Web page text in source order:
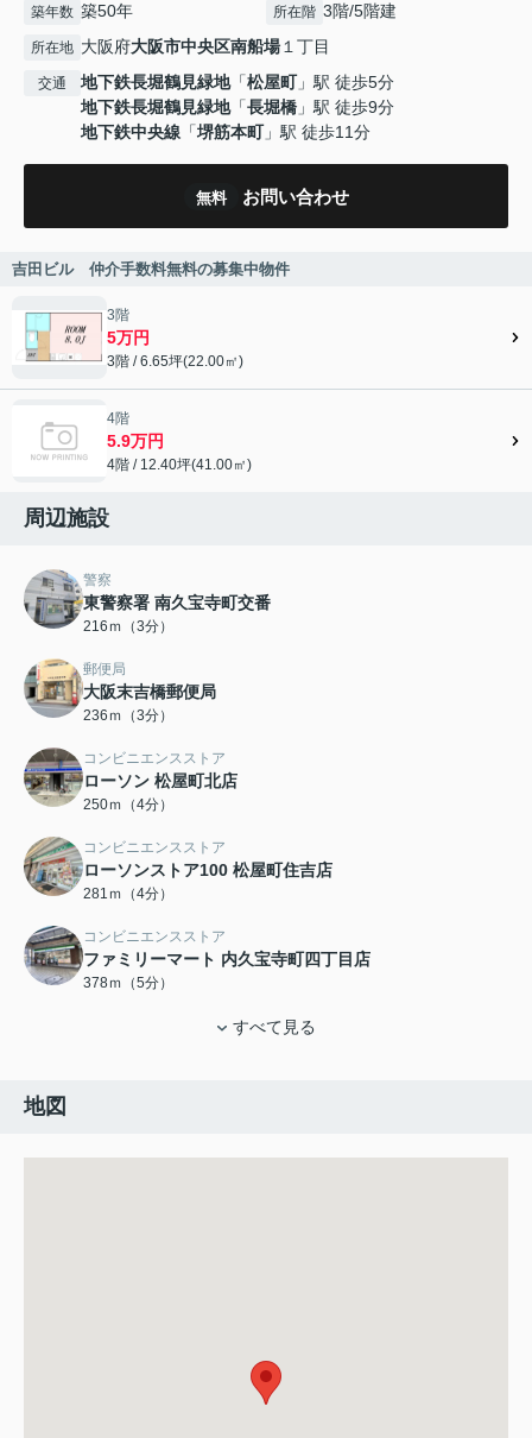
築年数 築50年 所在階 3階/5階建
所在地 大阪府大阪市中央区南船場１丁目
交通 地下鉄長堀鶴見緑地「松屋町」駅 徒歩5分
地下鉄長堀鶴見緑地「長堀橋 」駅 徒歩9分
地下鉄中央線 「堺筋本町」駅 徒歩11分
無料 お問い合わせ
吉田ビル 仲介手数料無料の募集中物件
3階
5万円
3階 / 6.65坪(22.00㎡)
4階
5.9万円
4階 / 12.40坪(41.00㎡)
周辺施設
警察
東警察署 南久宝寺町交番
216ｍ（3分）
郵便局
大阪末吉橋郵便局
236ｍ（3分）
コンビニエンスストア
ローソン 松屋町北店
250ｍ（4分）
コンビニエンスストア
ローソンストア100 松屋町住吉店
281ｍ（4分）
コンビニエンスストア
ファミリーマート 内久宝寺町四丁目店
378ｍ（5分）
すべて見る
地図